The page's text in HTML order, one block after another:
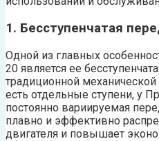
1. Бесступенчатая
Одной из главных
20 является ее
традиционной
есть отдельные ступени, у
постоянно вариируемая
плавно и эффективно
двигателя и повышает